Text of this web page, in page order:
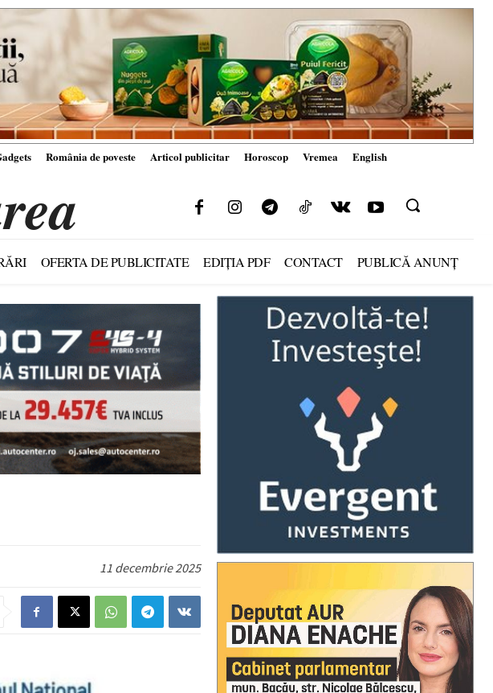
România de poveste Articol publicitar Horoscop Vremea English
OFERTA DE PUBLICITATE EDIȚIA PDF CONTACT PUBLICĂ ANUNȚ
11 decembrie 2025